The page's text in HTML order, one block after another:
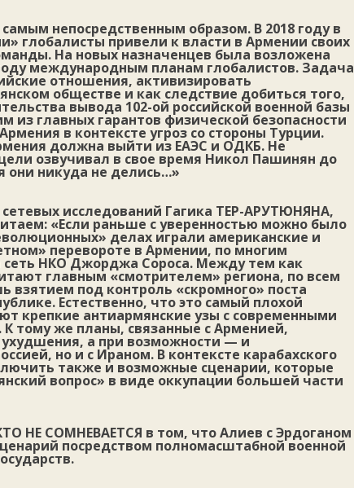
непосредственным образом. В 2018 году в
глобалисты привели к власти в Армении своих
На новых назначенцев была возложена
международным планам глобалистов. Задача
отношения, активизировать
обществе и как следствие добиться того,
вывода 102-ой российской военной базы
главных гарантов физической безопасности
в контексте угроз со стороны Турции.
должна выйти из ЕАЭС и ОДКБ. Не
озвучивал в свое время Никол Пашинян до
они никуда не делись…»
исследований Гагика ТЕР-АРУТЮНЯНА,
«Если раньше с уверенностью можно было
делах играли американские и
перевороте в Армении, по многим
сеть НКО Джорджа Сороса. Между тем как
главным «смотрителем» региона, по всем
взятием под контроль «скромного» поста
Естественно, что это самый плохой
крепкие антиармянские узы с современными
тому же планы, связанные с Арменией,
а при возможности — и
но и с Ираном. В контексте карабахского
также и возможные сценарии, которые
вопрос» в виде оккупации большей части
НЕ СОМНЕВАЕТСЯ в том, что Алиев с Эрдоганом
посредством полномасштабной военной